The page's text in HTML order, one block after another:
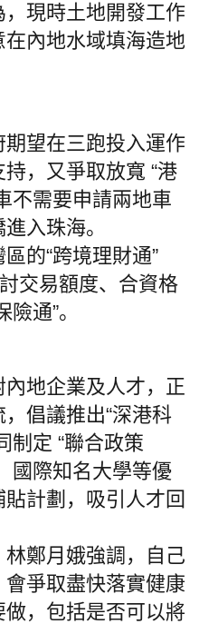
現時土地開發工作
內地水域填海造地
望在三跑投入運作
，又爭取放寬 “港
不需要申請兩地車
入珠海。
的“跨境理財通”
交易額度、合資格
通”。
地企業及人才，正
倡議推出“深港科
制定 “聯合政策
國際知名大學等優
計劃，吸引人才回
鄭月娥強調，自己
爭取盡快落實健康
，包括是否可以將